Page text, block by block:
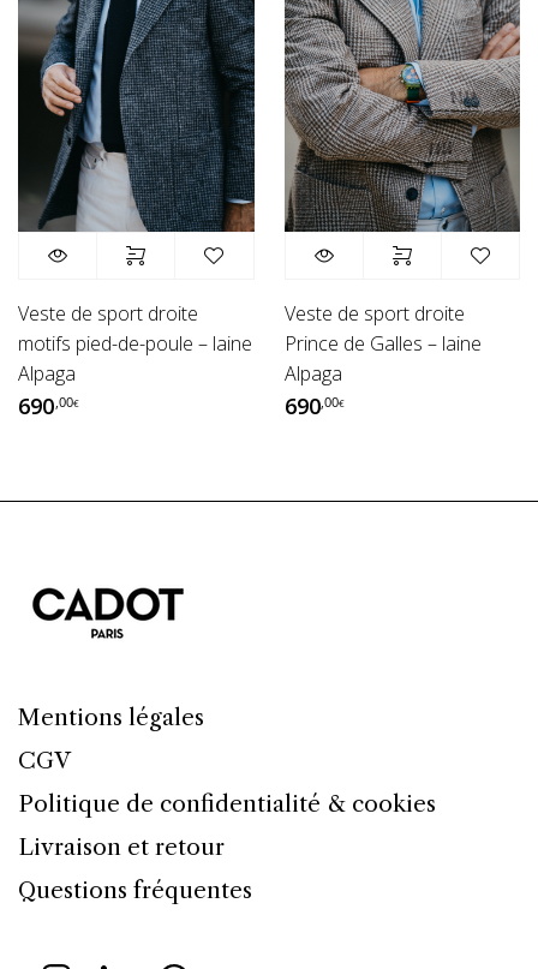
Veste de sport droite
motifs pied-de-poule – laine
Alpaga
690,00€
Veste de sport droite
Prince de Galles – laine
Alpaga
690,00€
Mentions légales
CGV
Politique de confidentialité & cookies
Livraison et retour
Questions fréquentes